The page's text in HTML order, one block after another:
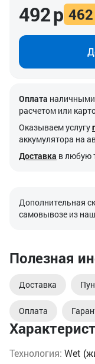
Технология: Wet
492р 462
Оплата
расчетом или
Оказываем услугу
аккумулятора на
Доставка в любую
Дополнительная
самовывозе из
Полезная
Доставка
Оплата